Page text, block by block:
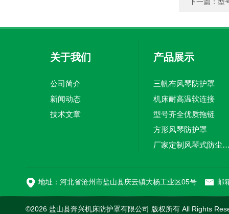
关于我们
公司简介
新闻动态
技术文章
产品展示
三帆布风琴防护罩
机床耐高温软连接
型号齐全优质拖链
方形风琴防护罩
厂家定制风琴式
地址：河北省沧州市盐山县庆云镇大杨工业区05号 邮
©2026 盐山县奔兴机床防护罩有限公司 版权所有 All Rights